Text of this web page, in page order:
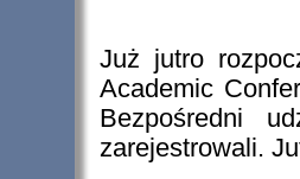
Już jutro
Academic
Bezpośredni
zarejestrowali.